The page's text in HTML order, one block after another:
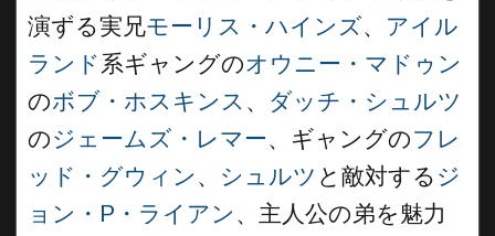
演ずる実兄モーリス・ハインズ、 アイル
ランド 系ギャングのオウニー・マドゥン
のボブ・ホスキンス 、 ダッチ・シュルツ
のジェームズ・レマー、ギャングのフレ
ッド・グウィン 、 シュルツ と敵対する ジ
ョン・P・ライアン 、主人公の弟を魅力